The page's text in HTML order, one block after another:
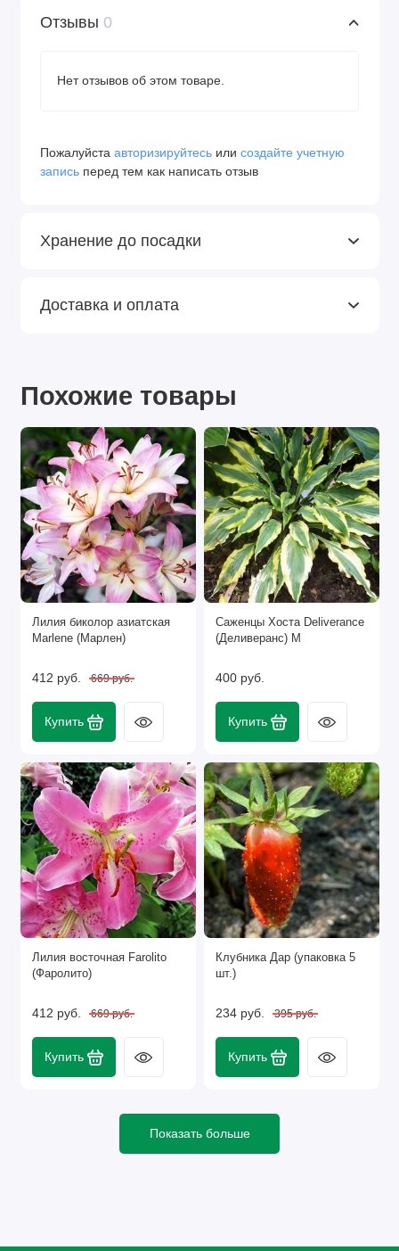
Отзывы 0
Нет отзывов об этом товаре.
Пожалуйста авторизируйтесь или создайте учетную
запись перед тем как написать отзыв
Хранение до посадки
Доставка и оплата
Похожие товары
Лилия биколор азиатская
Marlenе (Марлен)
412 руб. 669 руб.
Купить
Саженцы Хоста Deliverance
(Деливеранс) М
400 руб.
Купить
Лилия восточная Farolito
(Фаролито)
412 руб. 669 руб.
Купить
Клубника Дар (упаковка 5
шт.)
234 руб. 395 руб.
Купить
Показать больше